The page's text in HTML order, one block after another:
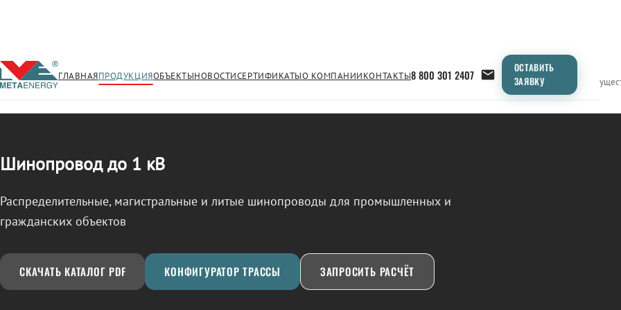
ГЛАВНАЯПРОДУКЦИЯОБЪЕКТЫНОВОСТИСЕРТИФИКАТЫО КОМПАНИИКОНТАКТЫ8 800 301 2407
ОСТАВИТЬ
ЗАЯВКУ
← Продукция/ШИНОПРОВОД Применение Продукция ТипоразмерыСравнение
Шинопровод до 1 кВ
Распределительные, магистральные и литые шинопроводы для промышленных и
гражданских объектов
СКАЧАТЬ КАТАЛОГ PDF КОНФИГУРАТОР ТРАССЫ ЗАПРОСИТЬ РАСЧЁТ